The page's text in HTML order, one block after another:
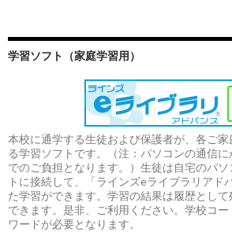
学習ソフト（家庭学習用）
本校に通学する生徒および保護者が、各ご家
る学習ソフトです。（注：パソコンの通信
でのご負担となります。）生徒は自宅のパ
トに接続して、「ラインズeライブラリアド
た学習ができます。学習の結果は履歴とし
できます。是非、ご利用ください。学校コ
ワードが必要となります。